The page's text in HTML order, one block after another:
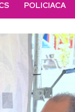
POLICIACA